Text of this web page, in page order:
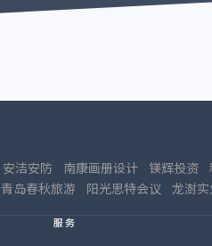
安洁安防 南康画册设计 镁辉投资
青岛春秋旅游 阳光思特会议 龙澍实
服务